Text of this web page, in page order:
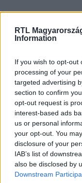
RTL
Information
If you wish to opt-out
processing of your
targeted advertising
section to confirm
opt-out request is
interest-based ads
us or personal
your opt-out. You
disclosure of your
IAB’s list of
also be disclosed by
Downstream
Kövess minket,
#BELFÖLD #
# INDOKLÁS NÉLKÜL